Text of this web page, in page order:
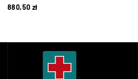
880,50 zł